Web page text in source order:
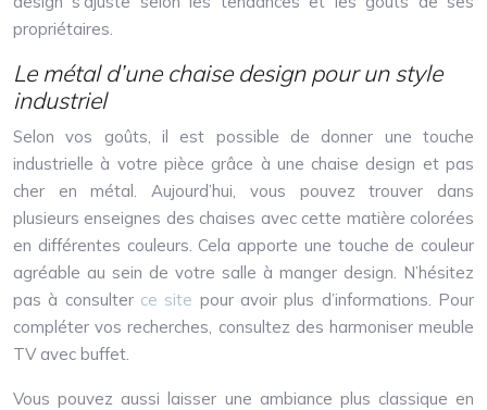
propriétaires.
Le métal d’une chaise design pour un style
industriel
Selon vos goûts, il est possible de donner une touche
industrielle à votre pièce grâce à une chaise design et pas
cher en métal. Aujourd’hui, vous pouvez trouver dans
plusieurs enseignes des chaises avec cette matière colorées
en différentes couleurs. Cela apporte une touche de couleur
agréable au sein de votre salle à manger design. N’hésitez
pas à consulter ce site pour avoir plus d’informations. Pour
compléter vos recherches, consultez des harmoniser meuble
TV avec buffet.
Vous pouvez aussi laisser une ambiance plus classique en